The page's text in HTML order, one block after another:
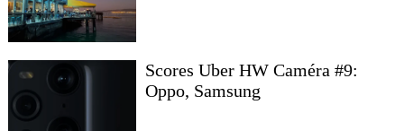
Scores Uber HW Caméra #9:
Oppo, Samsung